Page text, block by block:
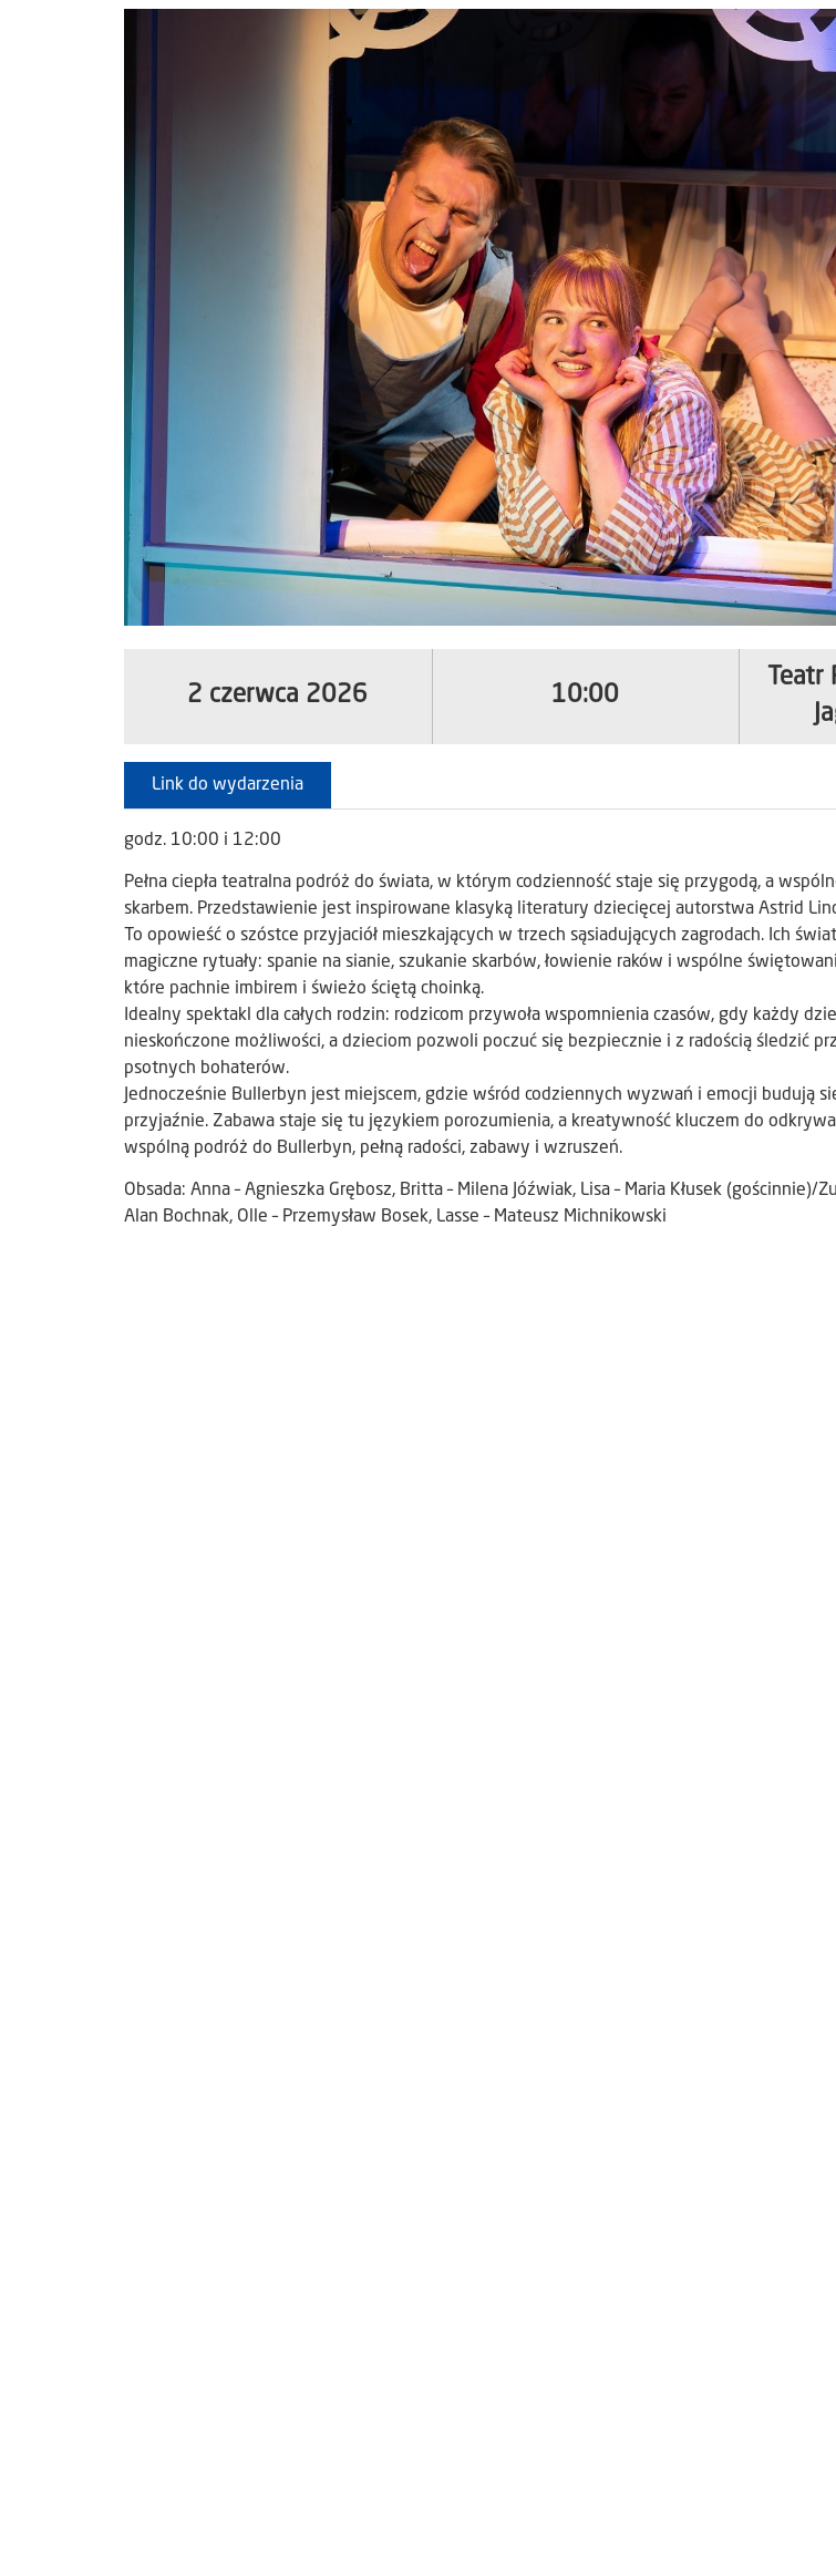
2 czerwca 2026 10:00
Teatr
Link do wydarzenia
godz. 10:00 i 12:00
Pełna ciepła teatralna podróż do świata, w którym codzienność staje się przygodą, a
skarbem. Przedstawienie jest inspirowane klasyką literatury dziecięcej autorstwa Astrid
To opowieść o szóstce przyjaciół mieszkających w trzech sąsiadujących zagrodach. Ich
magiczne rytuały: spanie na sianie, szukanie skarbów, łowienie raków i wspólne
które pachnie imbirem i świeżo ściętą choinką.
Idealny spektakl dla całych rodzin: rodzicom przywoła wspomnienia czasów, gdy każdy
nieskończone możliwości, a dzieciom pozwoli poczuć się bezpiecznie i z radością śledzić
psotnych bohaterów.
Jednocześnie Bullerbyn jest miejscem, gdzie wśród codziennych wyzwań i emocji budują
przyjaźnie. Zabawa staje się tu językiem porozumienia, a kreatywność kluczem do
wspólną podróż do Bullerbyn, pełną radości, zabawy i wzruszeń.
Obsada: Anna – Agnieszka Grębosz, Britta – Milena Jóźwiak, Lisa – Maria Kłusek (gościnnie)/
Alan Bochnak, Olle – Przemysław Bosek, Lasse – Mateusz Michnikowski